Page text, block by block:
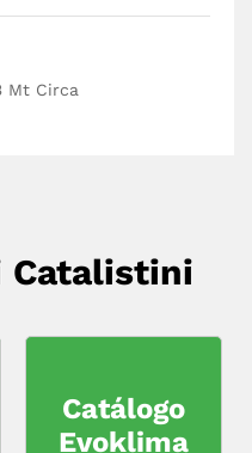
Mt Circa
Catalistini
Catálogo
Evoklima